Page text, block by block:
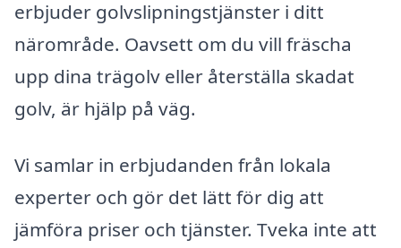
erbjuder golvslipningstjänster i ditt
närområde. Oavsett om du vill fräscha
upp dina trägolv eller återställa skadat
golv, är hjälp på väg.
Vi samlar in erbjudanden från lokala
experter och gör det lätt för dig att
jämföra priser och tjänster. Tveka inte att